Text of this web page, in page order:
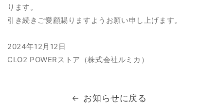
ります。
引き続きご愛顧賜りますようお願い申し上げます。
2024年12月12日
CLO2 POWERストア（株式会社ルミカ）
お知らせに戻る